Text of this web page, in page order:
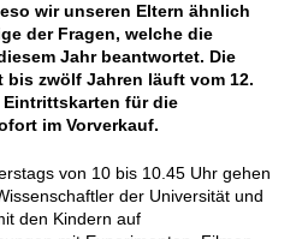
wir unseren Eltern ähnlich
der Fragen, welche die
Jahr beantwortet. Die
bis zwölf Jahren läuft vom 12.
Eintrittskarten für die
im Vorverkauf.
von 10 bis 10.45 Uhr gehen
der Universität und
den Kindern auf